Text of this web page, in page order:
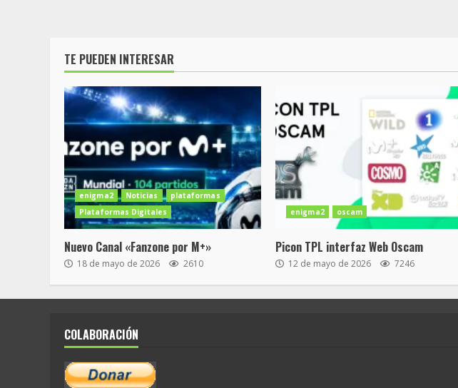
TE PUEDEN INTERESAR
enigma2 Noticias
plataformas
Plataformas Digitales
Nuevo Canal «Fanzone por M+»
18 de mayo de 2026 2610
enigma2 oscam
Picon TPL interfaz Web Oscam
12 de mayo de 2026 7246
COLABORACIÓN